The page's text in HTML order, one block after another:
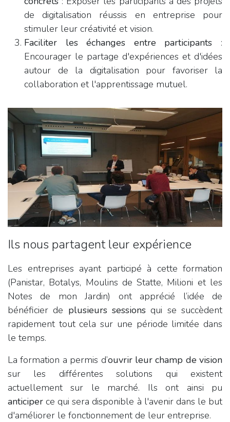
de digitalisation réussis en entreprise pour
stimuler leur créativité et vision.
Faciliter les échanges entre participants :
Encourager le partage d'expériences et d'idées
autour de la digitalisation pour favoriser la
collaboration et l'apprentissage mutuel.
Ils nous partagent leur expérience
Les entreprises ayant participé à cette formation
(Panistar, Botalys, Moulins de Statte, Milioni et les
Notes de mon Jardin) ont apprécié l’idée de
bénéficier de plusieurs sessions qui se succèdent
rapidement tout cela sur une période limitée dans
le temps.
La formation a permis d’ouvrir leur champ de vision
sur les différentes solutions qui existent
actuellement sur le marché. Ils ont ainsi pu
anticiper ce qui sera disponible à l'avenir dans le but
d'améliorer le fonctionnement de leur entreprise.